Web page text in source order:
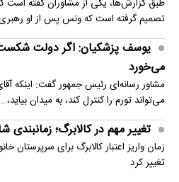
طبق گزارش‌ها، یکی از مشاوران گفته
تصمیم گرفته است که ونس پس از او
یوسف پزشکیان: اگر دولت
می‌خورد
مشاور رسانه‌ای رئیس جمهور گفت: اینکه
می‌تواند تورم را کنترل کند، به میدان بیاید،…
تغییر مهم در کالابرگ؛ زمانبندی‌
زمان واریز اعتبار کالابرگ برای سرپرستان
تغییر کرد